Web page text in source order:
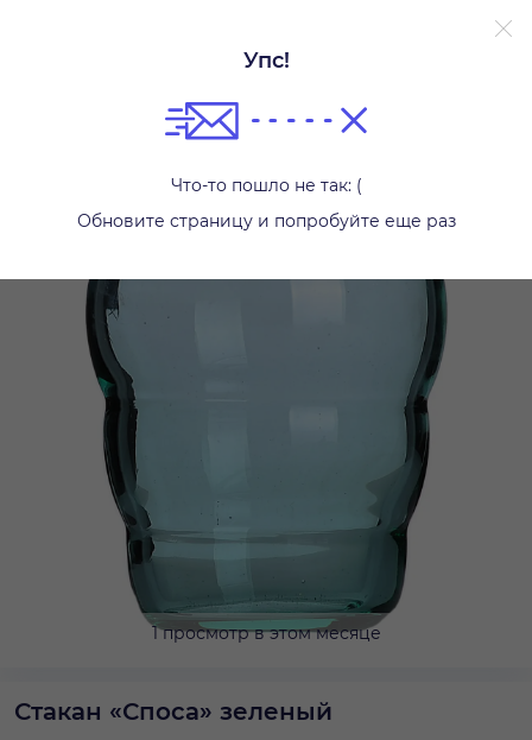
Упс!
Что-то пошло не так: (
Обновите страницу и попробуйте еще раз
1 просмотр в этом месяце
Стакан «Споса» зеленый